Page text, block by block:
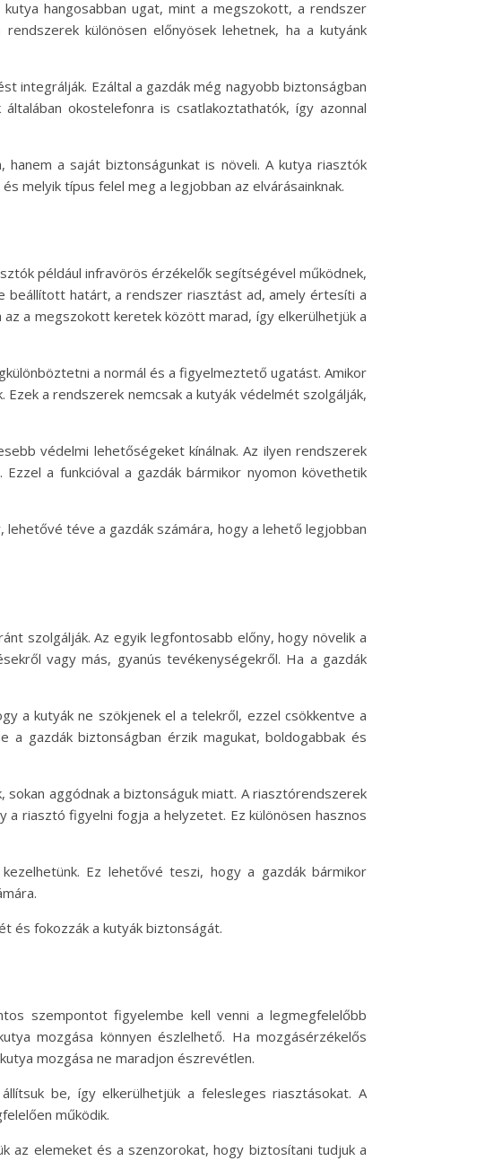
hangosabban ugat, mint a megszokott, a rendszer
különösen előnyösek lehetnek, ha a kutyánk
integrálják. Ezáltal a gazdák még nagyobb biztonságban
okostelefonra is csatlakoztathatók, így azonnal
a saját biztonságunkat is növeli. A kutya riasztók
melyik típus felel meg a legjobban az elvárásainknak.
például infravörös érzékelők segítségével működnek,
beállított határt, a rendszer riasztást ad, amely értesíti a
a megszokott keretek között marad, így elkerülhetjük a
a normál és a figyelmeztető ugatást. Amikor
a rendszerek nemcsak a kutyák védelmét szolgálják,
védelmi lehetőségeket kínálnak. Az ilyen rendszerek
a funkcióval a gazdák bármikor nyomon követhetik
téve a gazdák számára, hogy a lehető legjobban
szolgálják. Az egyik legfontosabb előny, hogy növelik a
vagy más, gyanús tevékenységekről. Ha a gazdák
a kutyák ne szökjenek el a telekről, ezzel csökkentve a
a gazdák biztonságban érzik magukat, boldogabbak és
sokan aggódnak a biztonságuk miatt. A riasztórendszerek
riasztó figyelni fogja a helyzetet. Ez különösen hasznos
Ez lehetővé teszi, hogy a gazdák bármikor
és fokozzák a kutyák biztonságát.
szempontot figyelembe kell venni a legmegfelelőbb
mozgása könnyen észlelhető. Ha mozgásérzékelős
mozgása ne maradjon észrevétlen.
be, így elkerülhetjük a felesleges riasztásokat. A
működik.
az elemeket és a szenzorokat, hogy biztosítani tudjuk a